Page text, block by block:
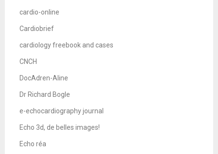
cardio-online
Cardiobrief
cardiology freebook and cases
CNCH
DocAdren-Aline
Dr Richard Bogle
e-echocardiography journal
Echo 3d, de belles images!
Echo réa